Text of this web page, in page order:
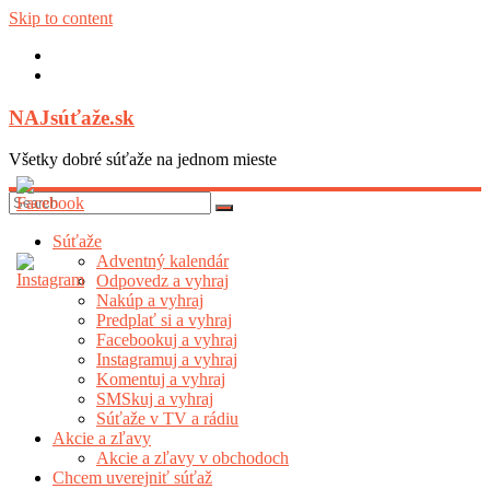
Skip to content
NAJsúťaže.sk
Všetky dobré súťaže na jednom mieste
Súťaže
Adventný kalendár
Odpovedz a vyhraj
Nakúp a vyhraj
Predplať si a vyhraj
Facebookuj a vyhraj
Instagramuj a vyhraj
Komentuj a vyhraj
SMSkuj a vyhraj
Súťaže v TV a rádiu
Akcie a zľavy
Akcie a zľavy v obchodoch
Chcem uverejniť súťaž